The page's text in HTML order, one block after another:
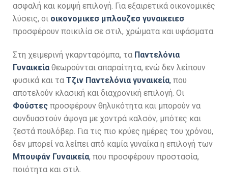
ασφαλή και κομψή επιλογή. Για εξαιρετικά οικονομικές
λύσεις, οι οικονομικεσ μπλουζεσ γυναικειεσ
προσφέρουν ποικιλία σε στιλ, χρώματα και υφάσματα.
Στη χειμερινή γκαρνταρόμπα, τα Παντελόνια
Γυναικεία θεωρούνται απαραίτητα, ενώ δεν λείπουν
φυσικά και τα Τζιν Παντελόνια γυναικεία, που
αποτελούν κλασική και διαχρονική επιλογή. Οι
Φούστες προσφέρουν θηλυκότητα και μπορούν να
συνδυαστούν άψογα με χοντρά καλσόν, μπότες και
ζεστά πουλόβερ. Για τις πιο κρύες ημέρες του χρόνου,
δεν μπορεί να λείπει από καμία γυναίκα η επιλογή των
Μπουφάν Γυναικεία, που προσφέρουν προστασία,
ποιότητα και στιλ.